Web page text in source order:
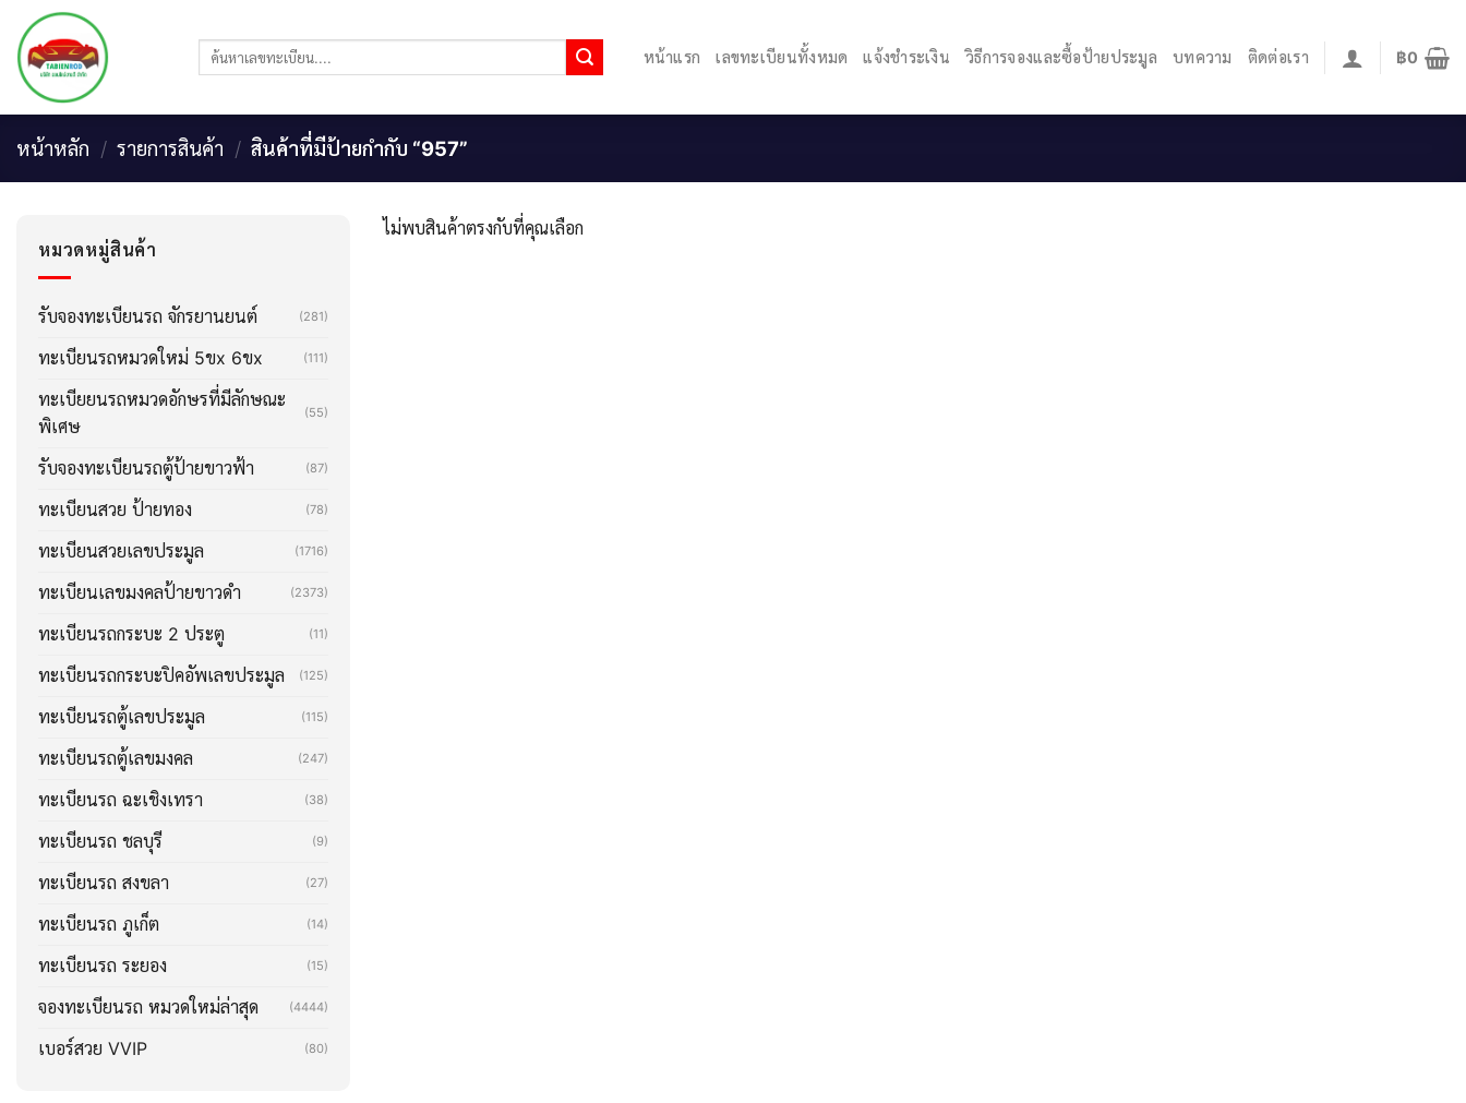
content
ค้นหา: หน้าแรก เลขทะเบียนทั้งหมด แจ้งชำระเงิน วิธีการจองและซื้อป้ายประมูล บทความ ติดต่อเรา ฿0
หน้าหลัก / รายการสินค้า / สินค้าที่มีป้ายกำกับ “957”
หมวดหมู่สินค้า
รับจองทะเบียนรถ จักรยานยนต์ (281)
ทะเบียนรถหมวดใหม่ 5ขx 6ขx (111)
ทะเบียยนรถหมวดอักษรที่มีลักษณะ
พิเศษ
(55)
รับจองทะเบียนรถตู้ป้ายขาวฟ้า (87)
ทะเบียนสวย ป้ายทอง (78)
ทะเบียนสวยเลขประมูล (1716)
ทะเบียนเลขมงคลป้ายขาวดำ (2373)
ทะเบียนรถกระบะ 2 ประตู (11)
ทะเบียนรถกระบะปิคอัพเลขประมูล (125)
ทะเบียนรถตู้เลขประมูล (115)
ทะเบียนรถตู้เลขมงคล (247)
ทะเบียนรถ ฉะเชิงเทรา (38)
ทะเบียนรถ ชลบุรี (9)
ทะเบียนรถ สงขลา (27)
ทะเบียนรถ ภูเก็ต (14)
ทะเบียนรถ ระยอง (15)
จองทะเบียนรถ หมวดใหม่ล่าสุด (4444)
เบอร์สวย VVIP (80)
ไม่พบสินค้าตรงกับที่คุณเลือก